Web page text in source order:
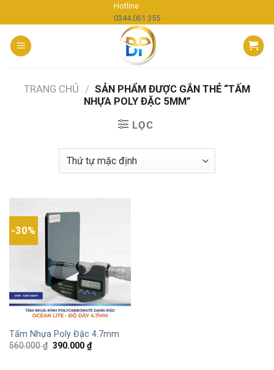
to
content
Hotline
0344.061.355
TRANG CHỦ / SẢN PHẨM ĐƯỢC GẮN THẺ “TẤM
NHỰA POLY ĐẶC 5MM”
LỌC
-30%
Tấm Nhựa Poly Đặc 4.7mm
560.000₫ 390.000₫